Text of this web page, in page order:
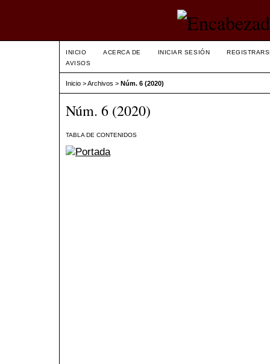
INICIO ACERCA DE INICIAR SESIÓN
AVISOS
Inicio >Archivos > Núm. 6 (2020)
Núm. 6 (2020)
TABLA DE CONTENIDOS